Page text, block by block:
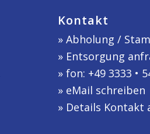
Kontakt
» Abholung /
» Entsorgung
» fon: +49 3333 •
» eMail schreiben
» Details Kontakt